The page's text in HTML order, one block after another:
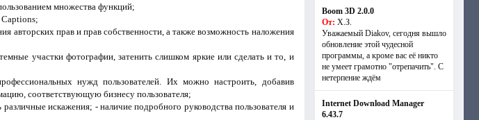
множества функций;
Captions;
авторских прав и прав собственности, а также возможность наложения
участки фотографии, затенить слишком яркие или сделать и то, и
нужд пользователей. Их можно настроить, добавив
соответствующую бизнесу пользователя;
искажения; - наличие подробного руководства пользователя и
Boom 3D 2.0.0
От: Х.З.
Уважаемый Diakov, сегодня вышло
обновление этой чудесной
программы, а кроме вас её никто
не умеет грамотно "отрепачить". С
нетерпение ждём
Internet Download Manager
6.43.7